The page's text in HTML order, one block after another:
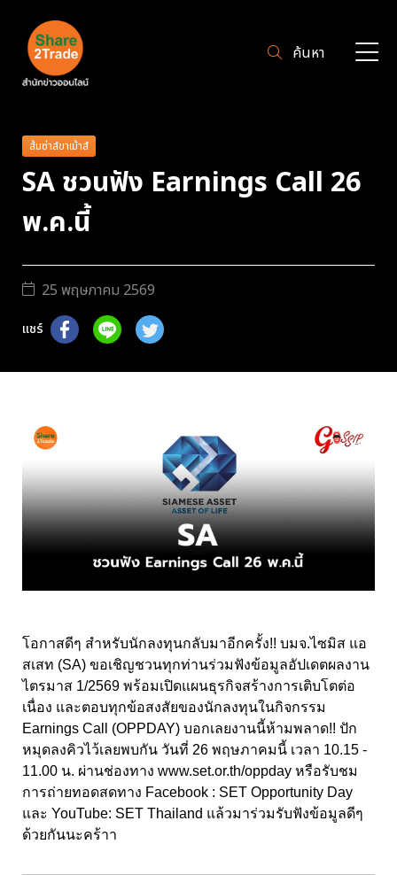
ค้นหา
ส้มซ่าส์ขาเม้าส์
SA ชวนฟัง Earnings Call 26
พ.ค.นี้
25 พฤษภาคม 2569
แชร์
โอกาสดีๆ สำหรับนักลงทุนกลับมาอีกครั้ง!! บมจ.ไซมิส แอ
สเสท (SA) ขอเชิญชวนทุกท่านร่วมฟังข้อมูลอัปเดตผลงาน
ไตรมาส 1/2569 พร้อมเปิดแผนธุรกิจสร้างการเติบโตต่อ
เนื่อง และตอบทุกข้อสงสัยของนักลงทุนในกิจกรรม
Earnings Call (OPPDAY) บอกเลยงานนี้ห้ามพลาด!! ปัก
หมุดลงคิวไว้เลยพบกัน วันที่ 26 พฤษภาคมนี้ เวลา 10.15 -
11.00 น. ผ่านช่องทาง www.set.or.th/oppday หรือรับชม
การถ่ายทอดสดทาง Facebook : SET Opportunity Day
และ YouTube: SET Thailand แล้วมาร่วมรับฟังข้อมูลดีๆ
ด้วยกันนะคร้าา